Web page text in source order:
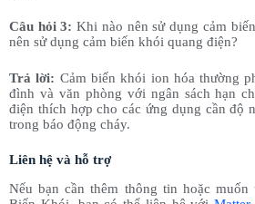
Câu hỏi 3: Khi nào nên sử dụng cảm
nên sử dụng cảm biến khói quang điện?
Trả lời: Cảm biến khói ion hóa thường
đình và văn phòng với ngân sách hạn
điện thích hợp cho các ứng dụng cần độ
trong báo động cháy.
Liên hệ và hỗ trợ
Nếu bạn cần thêm thông tin hoặc